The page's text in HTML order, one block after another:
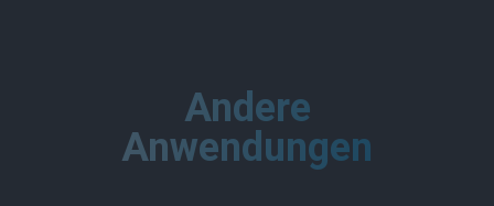
Andere
Anwendungen